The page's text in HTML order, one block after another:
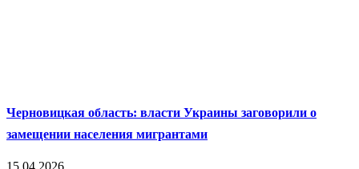
Черновицкая область: власти Украины заговорили о
замещении населения мигрантами